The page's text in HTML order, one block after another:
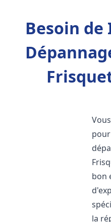
Besoin
bon
la